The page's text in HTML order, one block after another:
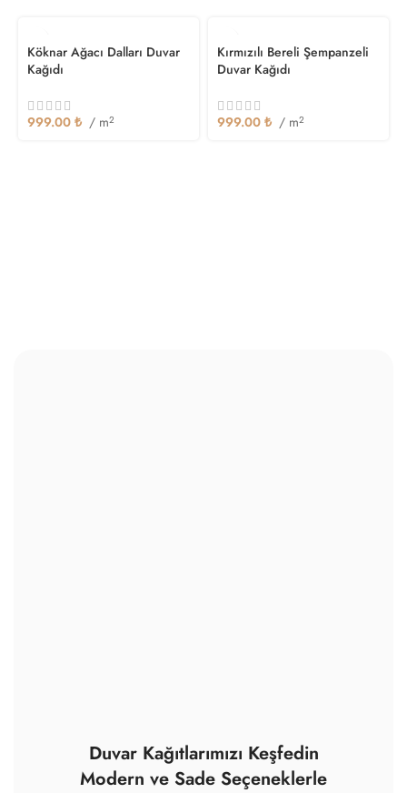
Köknar Ağacı Dalları Duvar
Kağıdı
999.00 ₺ / m2
Kırmızılı Bereli Şempanzeli
Duvar Kağıdı
999.00 ₺ / m2
Duvar Kağıtlarımızı Keşfedin
Modern ve Sade Seçeneklerle